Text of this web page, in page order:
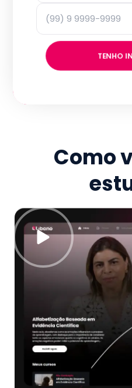
TENHO
Como